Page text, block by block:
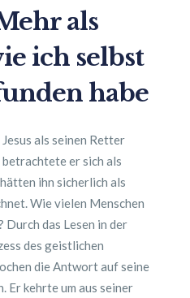
als
ich selbst
habe
als seinen Retter
er sich als
ihn sicherlich als
Wie vielen Menschen
Durch das Lesen in der
des geistlichen
die Antwort auf seine
Er kehrte um aus seiner